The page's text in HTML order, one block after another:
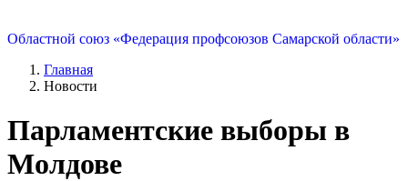
Областной союз «Федерация профсоюзов Самарской области»
Главная
Новости
Парламентские выборы в
Молдове